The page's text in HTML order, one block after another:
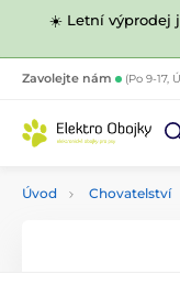
☀️ Letní výprodej
Zavolejte nám (Po 9-17,
Úvod Chovatelství